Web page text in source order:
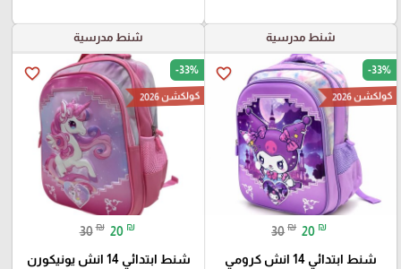
شنط مدرسية
favorite_border -33%
كولكشن 2026
30 ₪ 20 ₪
شنط ابتدائي 14 انش كرومي
شنط مدرسية
favorite_border -33%
كولكشن 2026
30 ₪ 20 ₪
شنط ابتدائي 14 انش يونيكورن